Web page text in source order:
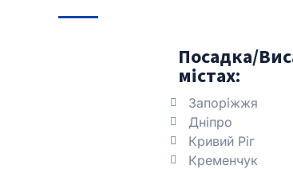
Посадка/
містах:
Запоріжжя
Дніпро
Кривий Ріг
Кременчук